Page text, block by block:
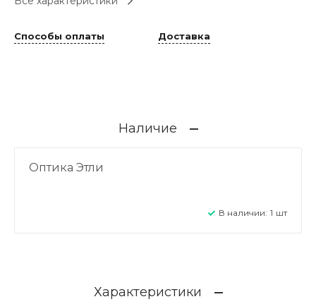
Способы оплаты Доставка
Наличие
Оптика Этли
В наличии: 1 шт
Характеристики